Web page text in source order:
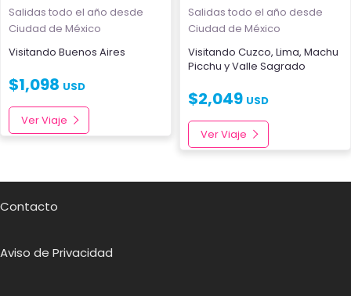
Salidas todo el año desde
Ciudad de México
Visitando Buenos Aires
$1,098 USD
Ver Viaje
Salidas todo el año desde
Ciudad de México
Visitando Cuzco, Lima, Machu
Picchu yValle Sagrado
$2,049 USD
Ver Viaje
Contacto
Aviso de Privacidad